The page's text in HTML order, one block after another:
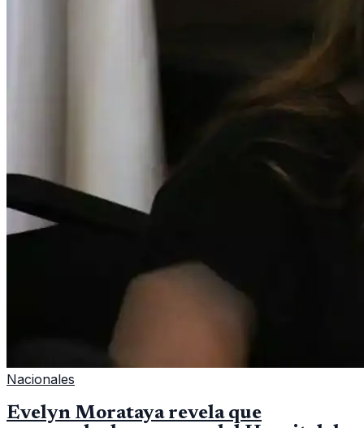
Nacionales
Evelyn Morataya revela que